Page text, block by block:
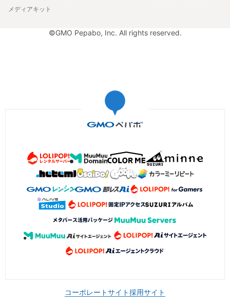
メディアキット
©GMO Pepabo, Inc. All rights reserved.
コーポレートサイト採用サイト